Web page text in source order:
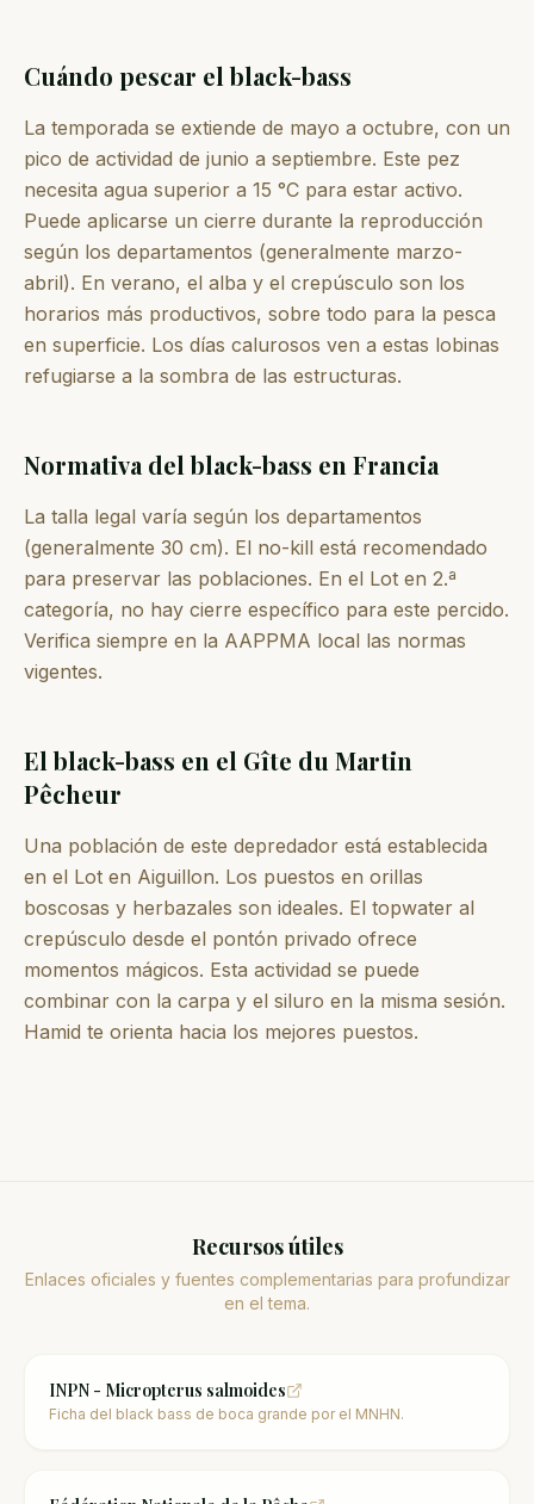
Cuándo pescar el black-bass
La temporada se extiende de mayo a octubre, con un
pico de actividad de junio a septiembre. Este pez
necesita agua superior a 15 °C para estar activo.
Puede aplicarse un cierre durante la reproducción
según los departamentos (generalmente marzo-
abril). En verano, el alba y el crepúsculo son los
horarios más productivos, sobre todo para la pesca
en superficie. Los días calurosos ven a estas lobinas
refugiarse a la sombra de las estructuras.
Normativa del black-bass en Francia
La talla legal varía según los departamentos
(generalmente 30 cm). El no-kill está recomendado
para preservar las poblaciones. En el Lot en 2.ª
categoría, no hay cierre específico para este percido.
Verifica siempre en la AAPPMA local las normas
vigentes.
El black-bass en el Gîte du Martin
Pêcheur
Una población de este depredador está establecida
en el Lot en Aiguillon. Los puestos en orillas
boscosas y herbazales son ideales. El topwater al
crepúsculo desde el pontón privado ofrece
momentos mágicos. Esta actividad se puede
combinar con la carpa y el siluro en la misma sesión.
Hamid te orienta hacia los mejores puestos.
Recursos útiles
Enlaces oficiales y fuentes complementarias para profundizar
en el tema.
INPN - Micropterus salmoides
Ficha del black bass de boca grande por el MNHN.